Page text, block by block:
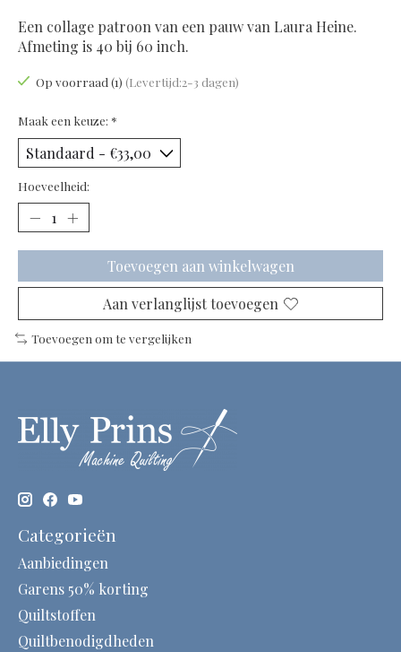
Een collage patroon van een pauw van Laura Heine.
Afmeting is 40 bij 60 inch.
Op voorraad (1) (Levertijd:2-3 dagen)
Maak een keuze: *
Hoeveelheid:
Toevoegen aan winkelwagen
Aan verlanglijst toevoegen
Toevoegen om te vergelijken
Categorieën
Aanbiedingen
Garens 50% korting
Quiltstoffen
Quiltbenodigdheden